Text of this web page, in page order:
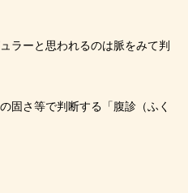
ラーと思われるのは脈をみて判
固さ等で判断する「腹診（ふく